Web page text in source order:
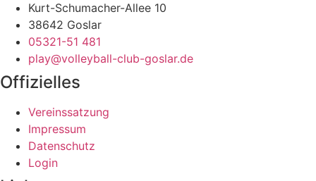
Kurt-Schumacher-Allee 10
38642 Goslar
05321-51 481
play@volleyball-club-goslar.de
Offizielles
Vereinssatzung
Impressum
Datenschutz
Login